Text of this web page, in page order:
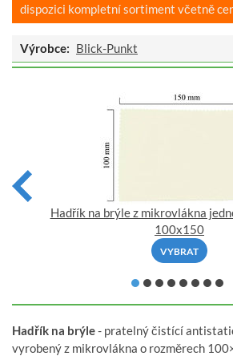
dispozici kompletní sortiment včetně
Výrobce: Blick-Punkt
Hadřík na brýle z mikrovlákna
100x150
VYBRAT
Hadřík na brýle- pratelný čistící
vyrobený z mikrovlákna o rozměrech